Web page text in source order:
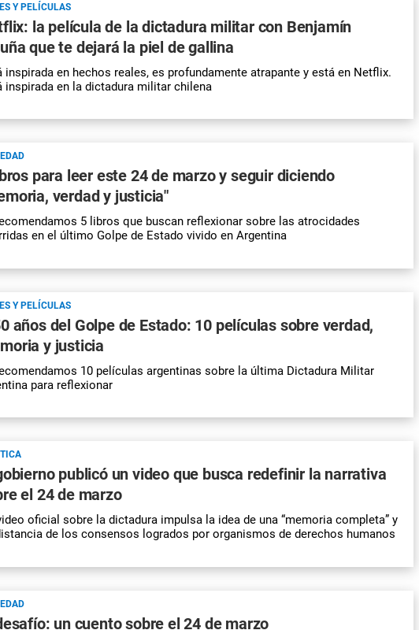
Y PELÍCULAS
la película de la dictadura militar con Benjamín
que te dejará la piel de gallina
inspirada en hechos reales, es profundamente atrapante y está en Netflix.
inspirada en la dictadura militar chilena
para leer este 24 de marzo y seguir diciendo
verdad y justicia"
5 libros que buscan reflexionar sobre las atrocidades
en el último Golpe de Estado vivido en Argentina
Y PELÍCULAS
años del Golpe de Estado: 10 películas sobre verdad,
y justicia
10 películas argentinas sobre la última Dictadura Militar
para reflexionar
publicó un video que busca redefinir la narrativa
el 24 de marzo
oficial sobre la dictadura impulsa la idea de una “memoria completa” y
de los consensos logrados por organismos de derechos humanos
un cuento sobre el 24 de marzo